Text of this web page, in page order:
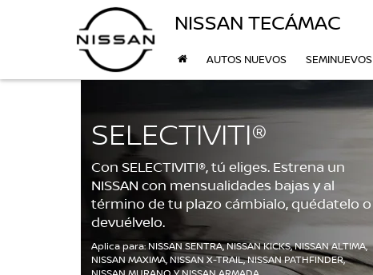
NISSAN TECÁMAC
AUTOS NUEVOS SEMINUEVOS
SELECTIVITI®
Con SELECTIVITI®, tú eliges. Estrena un
NISSAN con mensualidades bajas y al
término de tu plazo cámbialo, quédatelo o
devuélvelo.
Aplica para: NISSAN SENTRA, NISSAN KICKS, NISSAN ALTIMA,
NISSAN MAXIMA, NISSAN X-TRAIL, NISSAN PATHFINDER,